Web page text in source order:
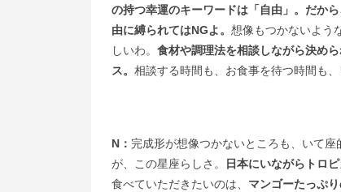
の持つ幸運のキーワードは「自由」。だか
由に縛られてはNGよ。 想像もつかないよう
しいわ。 食材や調理法を相談しながら決め
ス。 相談する時間も、お食事を待つ時間も、
N： 完成形が想像つかないところも、いて
が、この星座らしさ。
日本にいながらトロ
食べていただきたいのは、 マンゴーたっぷ